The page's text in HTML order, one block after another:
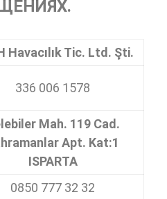
Havacılık Tic. Ltd. Şti.
336 006 1578
Mah. 119 Cad.
Apt. Kat:1
ISPARTA
0850 777 32 32